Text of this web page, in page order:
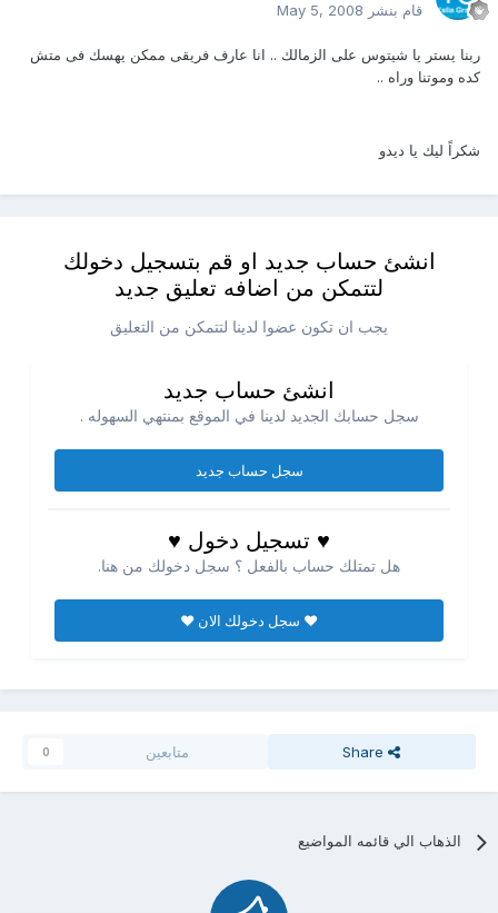
قام بنشر May 5, 2008
ربنا يستر يا شيتوس على الزمالك .. انا عارف فريقى ممكن يهسك فى متش
كده وموتنا وراه ..
شكراً ليك يا ديدو
انشئ حساب جديد او قم بتسجيل دخولك
لتتمكن من اضافه تعليق جديد
يجب ان تكون عضوا لدينا لتتمكن من التعليق
انشئ حساب جديد
سجل حسابك الجديد لدينا في الموقع بمنتهي السهوله .
سجل حساب جديد
♥ تسجيل دخول ♥
هل تمتلك حساب بالفعل ؟ سجل دخولك من هنا.
♥ سجل دخولك الان ♥
Share متابعين 0
الذهاب الي قائمه المواضيع